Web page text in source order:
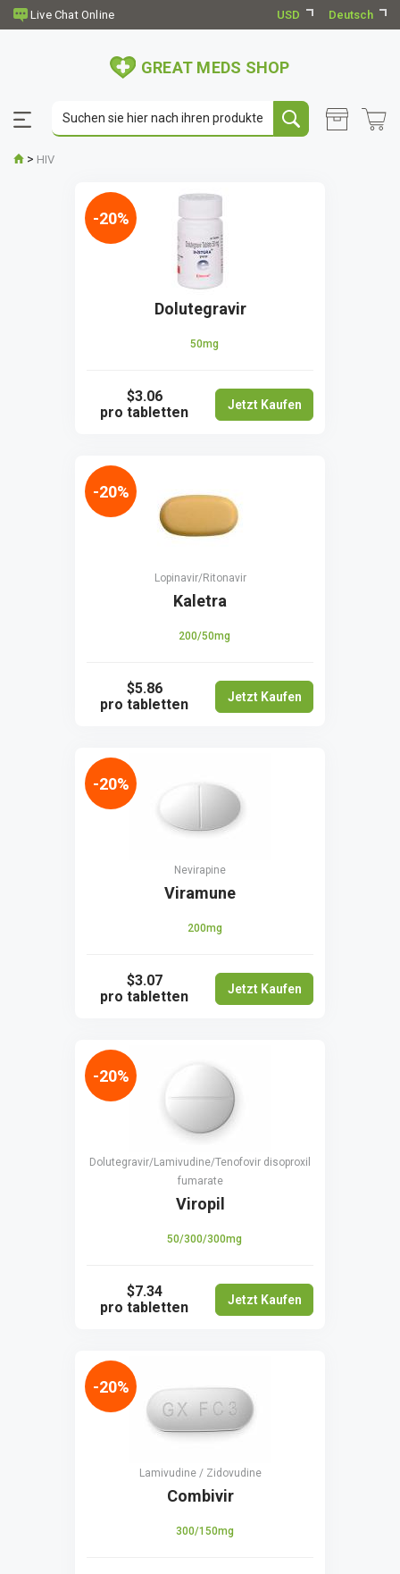
USD Deutsch
GREAT MEDS SHOP
> HIV
Dolutegravir
50mg
$3.06
pro tabletten
Jetzt Kaufen
-20%
Lopinavir/Ritonavir
Kaletra
200/50mg
$5.86
pro tabletten
Jetzt Kaufen
-20%
Nevirapine
Viramune
200mg
$3.07
pro tabletten
Jetzt Kaufen
-20%
Dolutegravir/Lamivudine/Tenofovir disoproxil
fumarate
Viropil
50/300/300mg
$7.34
pro tabletten
Jetzt Kaufen
-20%
Lamivudine / Zidovudine
Combivir
300/150mg
-20%